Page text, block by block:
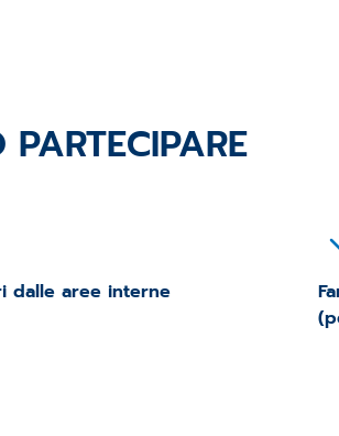
dalle aree interne